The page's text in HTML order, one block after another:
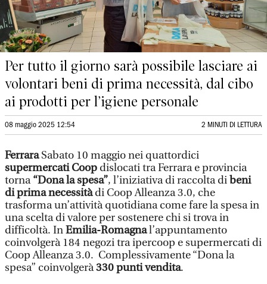
Per tutto il giorno sarà possibile lasciare ai
volontari beni di prima necessità, dal cibo
ai prodotti per l’igiene personale
08 maggio 2025 12:54 2 MINUTI DI LETTURA
FerraraSabato 10 maggio nei quattordici
supermercati Coop dislocati tra Ferrara e provincia
torna“Dona la spesa”, l’iniziativa di raccolta di beni
di prima necessitàdi Coop Alleanza 3.0, che
trasforma un’attività quotidiana come fare la spesa in
una scelta di valore per sostenere chi si trova in
difficoltà. InEmilia-Romagnal’appuntamento
coinvolgerà 184 negozi tra ipercoop e supermercati di
Coop Alleanza 3.0. Complessivamente “Dona la
spesa” coinvolgerà330 punti vendita.